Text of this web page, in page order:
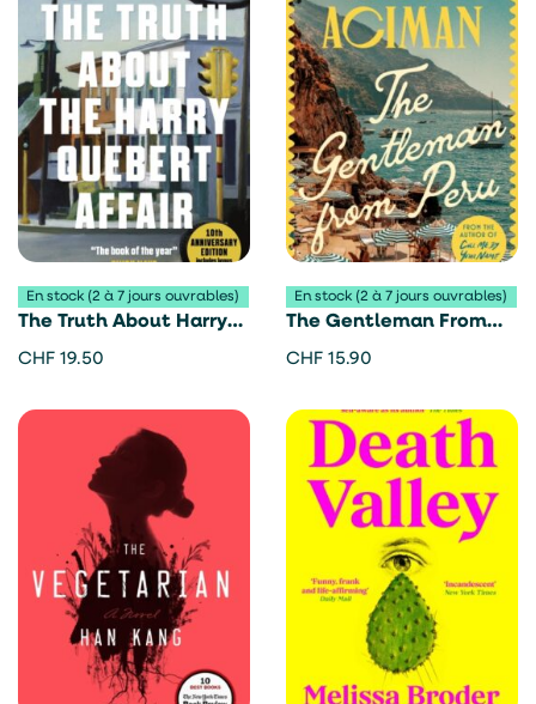
En stock (2 à 7 jours ouvrables)
The Truth About Harry
Quebert Affair – Joel
CHF 19.50
En stock (2 à 7 jours ouvrables)
The Gentleman From
Peru – André Aciman
CHF 15.90